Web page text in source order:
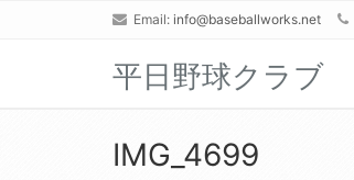
Email: info@baseballworks.net
平日野球クラブ
IMG_4699